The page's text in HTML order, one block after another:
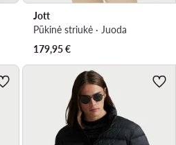
Jott
Pūkinė striukė · Juoda
179,95€